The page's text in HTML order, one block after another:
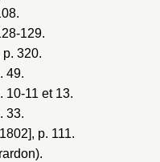
129.
p. 320.
49.
10-11 et 13.
33.
, p. 111.